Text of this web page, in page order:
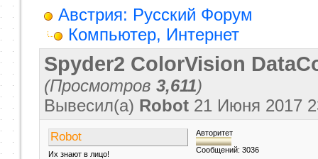
Австрия: Русский Форум
Компьютер, Интернет
Spyder2 ColorVision
(Просмотров 3,611)
Вывесил(a) Robot21 Июня 2017
Robot
Их знают в лицо!
Авторитет
Сообщений: 3036